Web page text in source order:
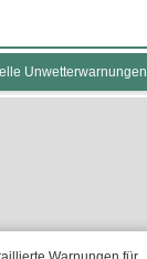
Unwetterwarnungen